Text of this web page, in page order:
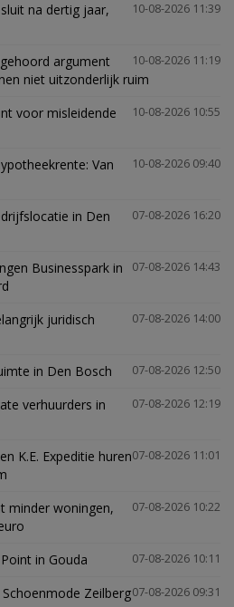
10-08-2026 11:39
na dertig jaar,
10-08-2026 11:19
argument
niet uitzonderlijk ruim
10-08-2026 10:55
voor misleidende
10-08-2026 09:40
Van
07-08-2026 16:20
in Den
07-08-2026 14:43
Businesspark in
07-08-2026 14:00
juridisch
07-08-2026 12:50
in Den Bosch
07-08-2026 12:19
verhuurders in
07-08-2026 11:01
K.E. Expeditie huren
07-08-2026 10:22
minder woningen,
07-08-2026 10:11
in Gouda
07-08-2026 09:31
Zeilberg